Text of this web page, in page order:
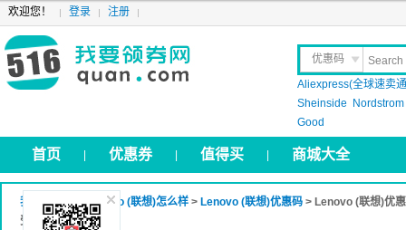
欢迎您！ 登录 注册
优惠码
晒 单
Aliexpress(全球速卖
Sheinside
Good
首页 优惠券 值得买 商城大全
我要领券网 >Lenovo (联想)怎么样 > Lenovo (联想)优惠码 > Lenovo (联想)优
受33%的折扣